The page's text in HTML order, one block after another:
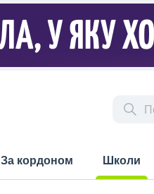
За кордоном
Школи